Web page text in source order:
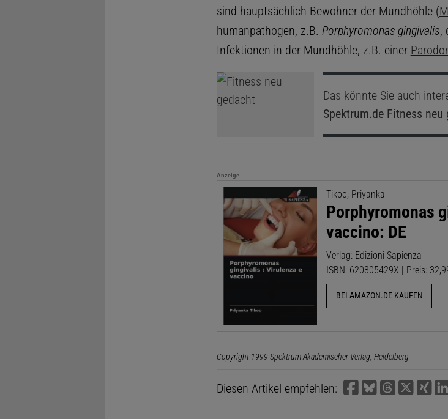
sind hauptsächlich Bewohner der Mundhöhle (
humanpathogen, z.B. Porphyromonas gingivalis,
Infektionen in der Mundhöhle, z.B. einer
Das könnte Sie auch
Spektrum.deFitness neu
Anzeige
Tikoo, Priyanka
Porphyromonas
vaccino: DE
Verlag: Edizioni Sapienza
ISBN: 620805429X | Preis:
BEI AMAZON.DE KAUFEN
Copyright 1999 Spektrum Akademischer Verlag, Heidelberg
Diesen Artikel empfehlen: